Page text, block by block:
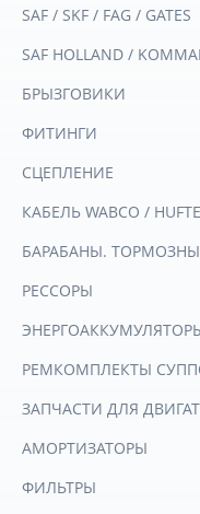
SAF / SKF / FAG / GATES
SAF HOLLAND /
БРЫЗГОВИКИ
ФИТИНГИ
СЦЕПЛЕНИЕ
КАБЕЛЬ WABCO /
БАРАБАНЫ.
РЕССОРЫ
РЕМКОМПЛЕКТЫ
ЗАПЧАСТИ ДЛЯ
АМОРТИЗАТОРЫ
ФИЛЬТРЫ